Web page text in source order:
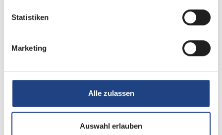
Statistiken
Marketing
Alle zulassen
Auswahl erlauben
entdecken! Mit unserem L!VE TI PLATINUM
Camping‐Welt so einfach wie nie zuvor. Als perfekter
Partner für Paare und kleine Familien setzt der L!VE TI
starke Akzente und bietet hochwertigen Extras zum